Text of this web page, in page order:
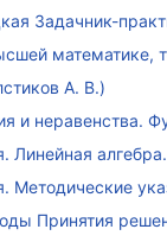
Задачник-
математике,
А. В.)
и неравенства.
Линейная алгебра.
Методические
Принятия